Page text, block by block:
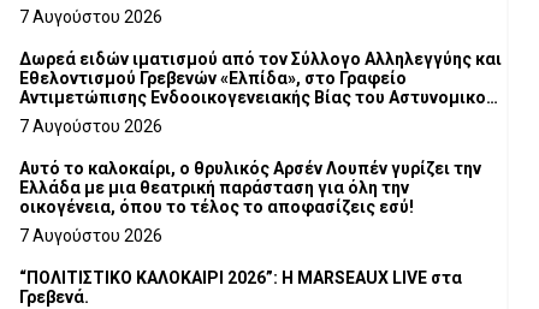
7 Αυγούστου 2026
Δωρεά ειδών ιματισμού από τον Σύλλογο Αλληλεγγύης και
Εθελοντισμού Γρεβενών «Ελπίδα», στο Γραφείο
Αντιμετώπισης Ενδοοικογενειακής Βίας του Αστυνομικού
Τμήματος Γρεβενών
7 Αυγούστου 2026
Αυτό το καλοκαίρι, ο θρυλικός Αρσέν Λουπέν γυρίζει την
Ελλάδα με μια θεατρική παράσταση για όλη την
οικογένεια, όπου το τέλος το αποφασίζεις εσύ!
7 Αυγούστου 2026
“ΠΟΛΙΤΙΣΤΙΚΟ ΚΑΛΟΚΑΙΡΙ 2026”: Η MARSEAUX LIVE στα
Γρεβενά.